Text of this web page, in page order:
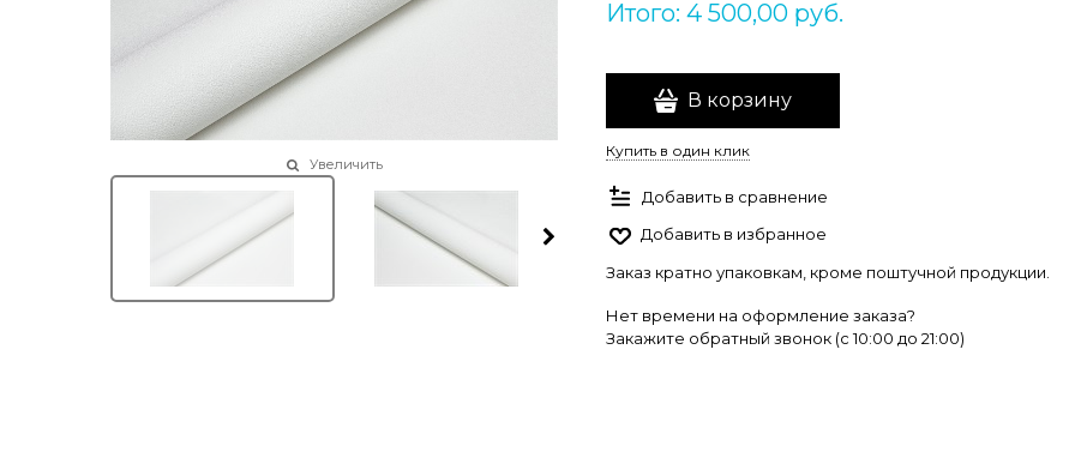
Увеличить
Итого: 4 500,00 руб.
В корзину
Купить в один клик
Добавить в сравнение
Добавить в избранное
Заказ кратно упаковкам, кроме поштучной продукции.
Нет времени на оформление заказа?
Закажите обратный звонок (c 10:00 до 21:00)